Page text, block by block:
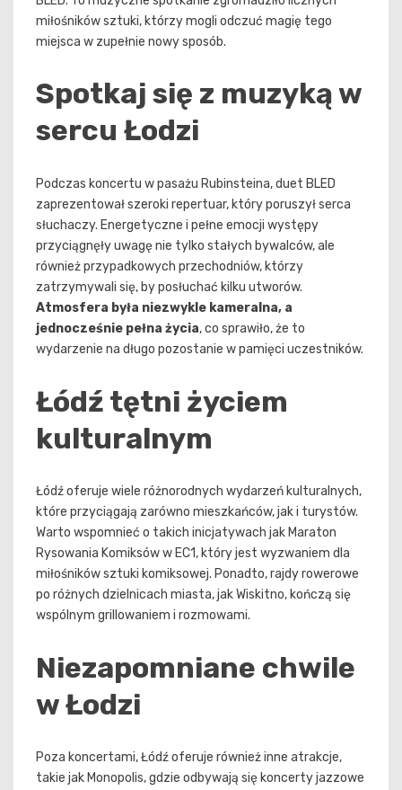
miłośników sztuki, którzy mogli odczuć magię tego
miejsca w zupełnie nowy sposób.
Spotkaj się z muzyką w
sercu Łodzi
Podczas koncertu w pasażu Rubinsteina, duet BLED
zaprezentował szeroki repertuar, który poruszył serca
słuchaczy. Energetyczne i pełne emocji występy
przyciągnęły uwagę nie tylko stałych bywalców, ale
również przypadkowych przechodniów, którzy
zatrzymywali się, by posłuchać kilku utworów.
Atmosfera była niezwykle kameralna, a
jednocześnie pełna życia, co sprawiło, że to
wydarzenie na długo pozostanie w pamięci uczestników.
Łódź tętni życiem
kulturalnym
Łódź oferuje wiele różnorodnych wydarzeń kulturalnych,
które przyciągają zarówno mieszkańców, jak i turystów.
Warto wspomnieć o takich inicjatywach jak Maraton
Rysowania Komiksów w EC1, który jest wyzwaniem dla
miłośników sztuki komiksowej. Ponadto, rajdy rowerowe
po różnych dzielnicach miasta, jak Wiskitno, kończą się
wspólnym grillowaniem i rozmowami.
Niezapomniane chwile
w Łodzi
Poza koncertami, Łódź oferuje również inne atrakcje,
takie jak Monopolis, gdzie odbywają się koncerty jazzowe